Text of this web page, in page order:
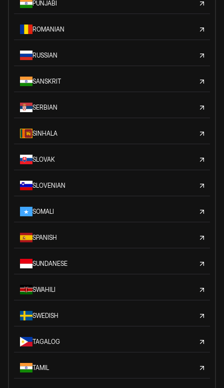
PUNJABI
ROMANIAN
RUSSIAN
SANSKRIT
SERBIAN
SINHALA
SLOVAK
SLOVENIAN
SOMALI
SPANISH
SUNDANESE
SWAHILI
SWEDISH
TAGALOG
TAMIL